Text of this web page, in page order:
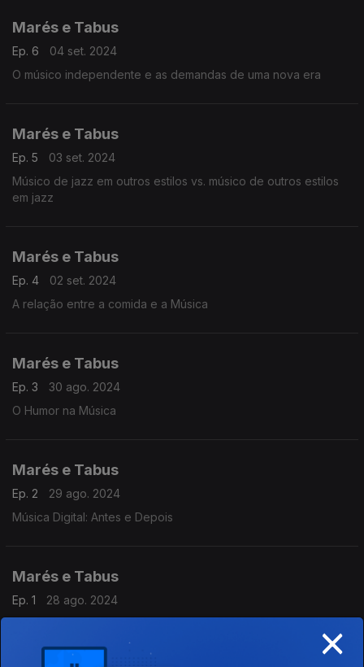
Marés e Tabus
Ep. 6
04 set. 2024
O músico independente e as demandas de uma nova era
Marés e Tabus
Ep. 5
03 set. 2024
Músico de jazz em outros estilos vs. músico de outros estilos
em jazz
Marés e Tabus
Ep. 4
02 set. 2024
A relação entre a comida e a Música
Marés e Tabus
Ep. 3
30 ago. 2024
O Humor na Música
Marés e Tabus
Ep. 2
29 ago. 2024
Música Digital: Antes e Depois
Marés e Tabus
Ep. 1
28 ago. 2024
×